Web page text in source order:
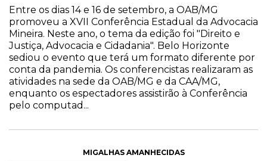
Entre os dias 14 e 16 de setembro, a OAB/MG
promoveu a XVII Conferência Estadual da Advocacia
Mineira. Neste ano, o tema da edição foi "Direito e
Justiça, Advocacia e Cidadania". Belo Horizonte
sediou o evento que terá um formato diferente por
conta da pandemia. Os conferencistas realizaram as
atividades na sede da OAB/MG e da CAA/MG,
enquanto os espectadores assistirão à Conferência
pelo computad...
MIGALHAS AMANHECIDAS